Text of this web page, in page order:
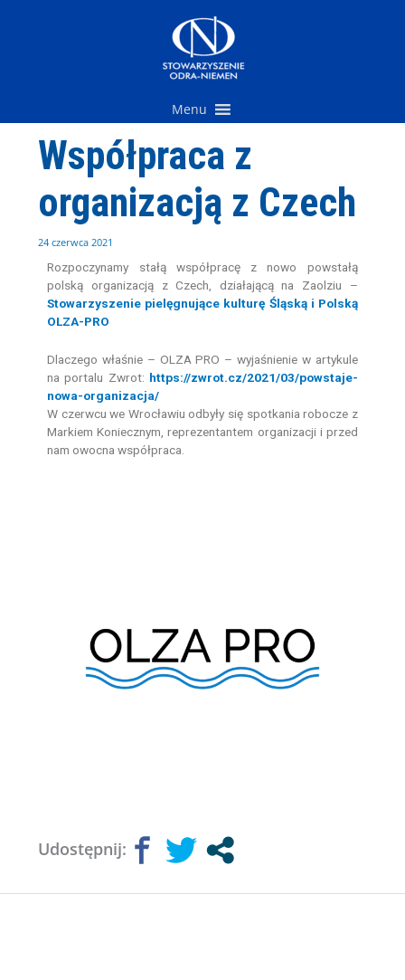
Menu
Współpraca z
organizacją z Czech
24 czerwca 2021
Rozpoczynamy stałą współpracę z nowo powstałą
polską organizacją z Czech, działającą na Zaolziu –
Stowarzyszenie pielęgnujące kulturę Śląską i Polską
OLZA-PRO
Dlaczego właśnie – OLZA PRO – wyjaśnienie w artykule
na portalu Zwrot: https://zwrot.cz/2021/03/powstaje-
nowa-organizacja/
W czerwcu we Wrocławiu odbyły się spotkania robocze z
Markiem Koniecznym, reprezentantem organizacji i przed
nam owocna współpraca.
Udostępnij: